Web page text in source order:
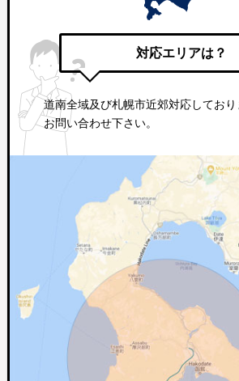
対応エリアは？
道南全域及び札幌市近郊対応してお
お問い合わせ下さい。